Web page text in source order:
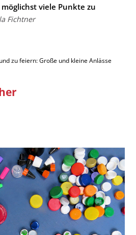
viele Punkte zu
Fichtner
zu feiern: Große und kleine Anlässe